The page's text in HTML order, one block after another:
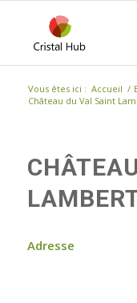
Vous êtes ici : Accueil /
Château du Val Saint
Adresse